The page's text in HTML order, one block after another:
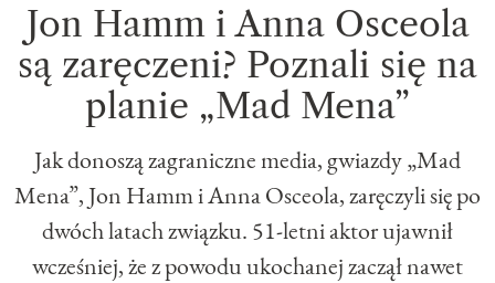
Jon Hamm i Anna Osceola
są zaręczeni? Poznali się na
planie „Mad Mena”
Jak donoszą zagraniczne media, gwiazdy „Mad
Mena”, Jon Hamm i Anna Osceola, zaręczyli się po
dwóch latach związku. 51-letni aktor ujawnił
wcześniej, że z powodu ukochanej zaczął nawet